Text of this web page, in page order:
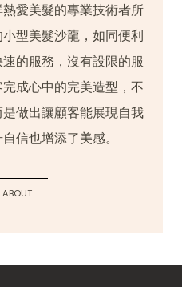
愛美髮的專業技術者所
型美髮沙龍，如同便利
的服務，沒有設限的服
成心中的完美造型，不
做出讓顧客能展現自我
信也增添了美感。
ABOUT